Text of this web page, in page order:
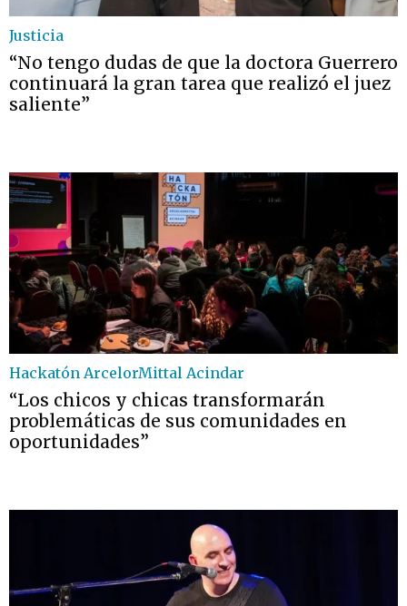
Justicia
“No tengo dudas de que la doctora Guerrero
continuará la gran tarea que realizó el juez
saliente”
Hackatón ArcelorMittal Acindar
“Los chicos y chicas transformarán
problemáticas de sus comunidades en
oportunidades”